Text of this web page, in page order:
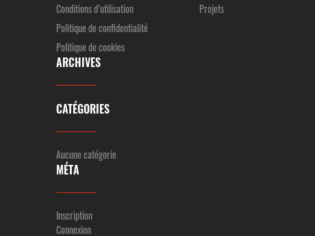
Conditions d’utilisation
Politique de confidentialité
Politique de cookies
ARCHIVES
CATÉGORIES
Aucune catégorie
MÉTA
Inscription
Connexion
Projets